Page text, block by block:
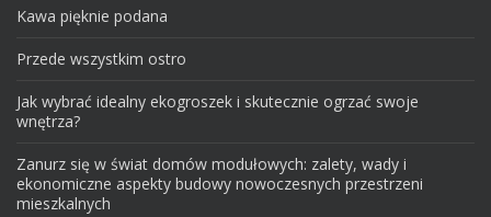
Kawa pięknie podana
Przede wszystkim ostro
Jak wybrać idealny ekogroszek i skutecznie ogrzać swoje
wnętrza?
Zanurz się w świat domów modułowych: zalety, wady i
ekonomiczne aspekty budowy nowoczesnych przestrzeni
mieszkalnych